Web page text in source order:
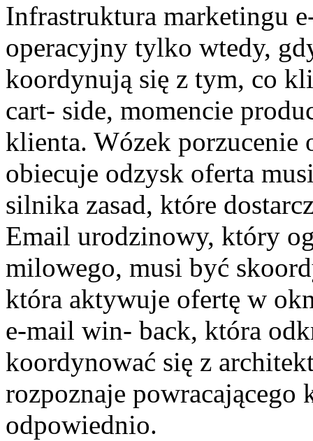
Infrastruktura marketingu
operacyjny tylko wtedy,
koordynują się z tym, co
cart- side, momencie
klienta. Wózek
obiecuje odzysk oferta
silnika zasad, które
Email urodzinowy, który
milowego, musi być
która aktywuje ofertę w
e-mail win- back, która
koordynować się z
rozpoznaje powracającego
odpowiednio.